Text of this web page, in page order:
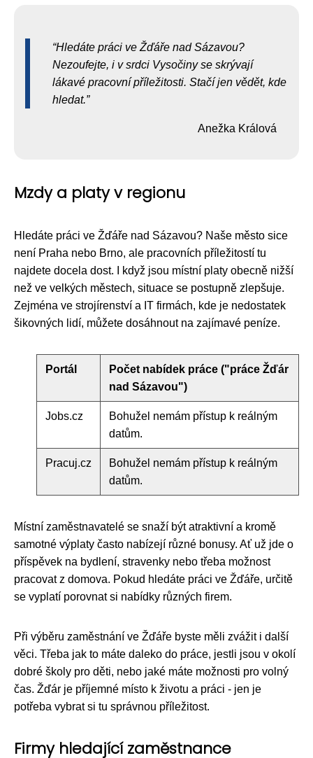
Hledáte práci ve Žďáře nad Sázavou?
Nezoufejte, i v srdci Vysočiny se skrývají
lákavé pracovní příležitosti. Stačí jen vědět, kde
hledat.
Anežka Králová
Mzdy a platy v regionu
Hledáte práci ve Žďáře nad Sázavou? Naše město sice
není Praha nebo Brno, ale pracovních příležitostí tu
najdete docela dost. I když jsou místní platy obecně nižší
než ve velkých městech, situace se postupně zlepšuje.
Zejména ve strojírenství a IT firmách, kde je nedostatek
šikovných lidí, můžete dosáhnout na zajímavé peníze.
Portál
Počet nabídek práce ("práce Žďár
nad Sázavou")
Jobs.cz
Bohužel nemám přístup k reálným
datům.
Pracuj.cz
Bohužel nemám přístup k reálným
datům.
Místní zaměstnavatelé se snaží být atraktivní a kromě
samotné výplaty často nabízejí různé bonusy. Ať už jde o
příspěvek na bydlení, stravenky nebo třeba možnost
pracovat z domova. Pokud hledáte práci ve Žďáře, určitě
se vyplatí porovnat si nabídky různých firem.
Při výběru zaměstnání ve Žďáře byste měli zvážit i další
věci. Třeba jak to máte daleko do práce, jestli jsou v okolí
dobré školy pro děti, nebo jaké máte možnosti pro volný
čas. Žďár je příjemné místo k životu a práci - jen je
potřeba vybrat si tu správnou příležitost.
Firmy hledající zaměstnance